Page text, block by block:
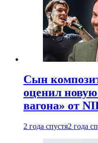
Сын
оценил
вагона» от
2 года спустя2 года